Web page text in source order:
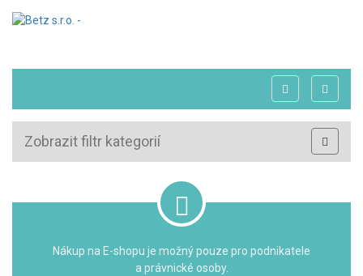
Zobrazit filtr kategorií
Nákup na E-shopu je možný pouze pro podnikatele
a právnické osoby.